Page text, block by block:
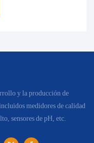
y la producción de
medidores de calidad
sensores de pH, etc.